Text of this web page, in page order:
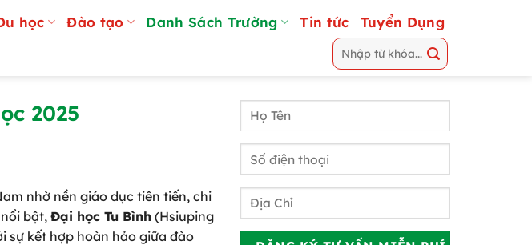
học Đào tạo Danh Sách Trường Tin tức Tuyển Dụng
2025
nhờ nền giáo dục tiên tiến, chi
bật, Đại học Tu Bình (Hsiuping
sự kết hợp hoàn hảo giữa đào